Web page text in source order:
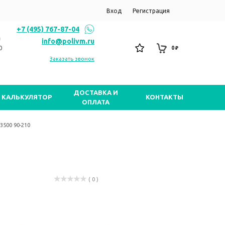
Вход Регистрация
+7 (495) 767-87-04
info@polivm.ru
Заказать звонок
0 ₽
КАЛЬКУЛЯТОР
ДОСТАВКА И
ОПЛАТА
КОНТАКТЫ
90-210
( 0 )